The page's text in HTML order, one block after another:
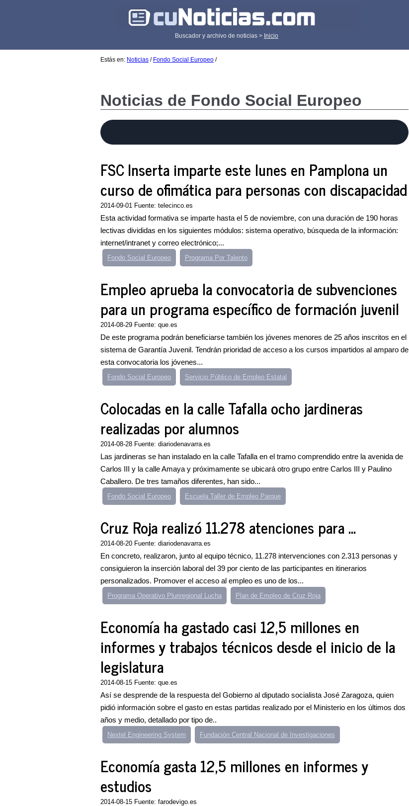
Buscador y archivo de noticias > Inicio
Estás en: Noticias / Fondo Social Europeo /
Noticias de Fondo Social Europeo
FSC Inserta imparte este lunes en Pamplona un
curso de ofimática para personas con discapacidad
2014-09-01 Fuente: telecinco.es
Esta actividad formativa se imparte hasta el 5 de noviembre, con una duración de 190 horas
lectivas divididas en los siguientes módulos: sistema operativo, búsqueda de la información:
internet/intranet y correo electrónico;...
Fondo Social Europeo Programa Por Talento
Empleo aprueba la convocatoria de subvenciones
para un programa específico de formación juvenil
2014-08-29 Fuente: que.es
De este programa podrán beneficiarse también los jóvenes menores de 25 años inscritos en el
sistema de Garantía Juvenil. Tendrán prioridad de acceso a los cursos impartidos al amparo de
esta convocatoria los jóvenes...
Fondo Social Europeo Servicio Público de Empleo Estatal
Colocadas en la calle Tafalla ocho jardineras
realizadas por alumnos
2014-08-28 Fuente: diariodenavarra.es
Las jardineras se han instalado en la calle Tafalla en el tramo comprendido entre la avenida de
Carlos III y la calle Amaya y próximamente se ubicará otro grupo entre Carlos III y Paulino
Caballero. De tres tamaños diferentes, han sido...
Fondo Social Europeo Escuela Taller de Empleo Parque
Cruz Roja realizó 11.278 atenciones para ...
2014-08-20 Fuente: diariodenavarra.es
En concreto, realizaron, junto al equipo técnico, 11.278 intervenciones con 2.313 personas y
consiguieron la inserción laboral del 39 por ciento de las participantes en itinerarios
personalizados. Promover el acceso al empleo es uno de los...
Programa Operativo Pluriregional Lucha Plan de Empleo de Cruz Roja
Economía ha gastado casi 12,5 millones en
informes y trabajos técnicos desde el inicio de la
legislatura
2014-08-15 Fuente: que.es
Así se desprende de la respuesta del Gobierno al diputado socialista José Zaragoza, quien
pidió información sobre el gasto en estas partidas realizado por el Ministerio en los últimos dos
años y medio, detallado por tipo de..
Nextel Engineering System Fundación Central Nacional de Investigaciones
Economía gasta 12,5 millones en informes y
estudios
2014-08-15 Fuente: farodevigo.es